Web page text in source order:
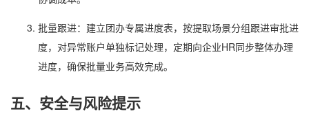
批量跟进：建立团办专属进度表，按提取场景分组跟进审批进
度，对异常账户单独标记处理，定期向企业HR同步整体办理
进度，确保批量业务高效完成。
五、安全与风险提示